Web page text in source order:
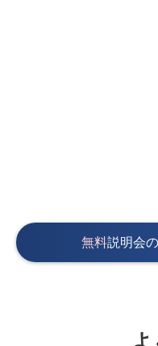
無料説明会